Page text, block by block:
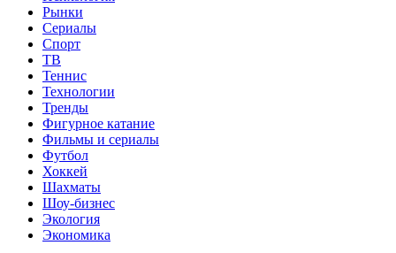
Рынки
Сериалы
Спорт
ТВ
Теннис
Технологии
Тренды
Фигурное катание
Фильмы и сериалы
Футбол
Хоккей
Шахматы
Шоу-бизнес
Экология
Экономика